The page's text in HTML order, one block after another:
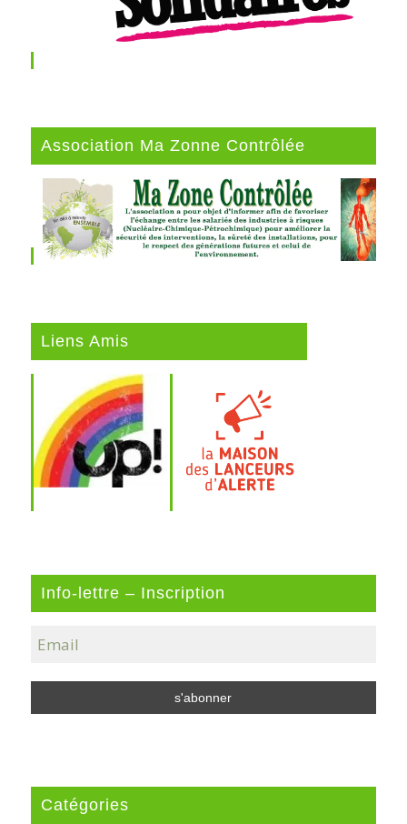
Association Ma Zonne Contrôlée
Liens Amis
Info-lettre – Inscription
Catégories